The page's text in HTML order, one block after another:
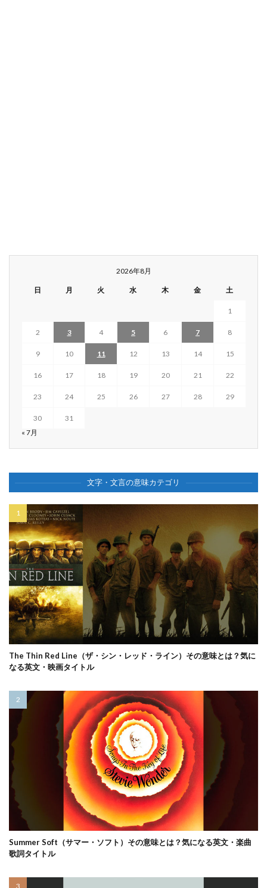
2026年8月
日 月 火 水 木 金 土
1
2 3 4 5 6 7 8
9 10 11 12 13 14 15
16 17 18 19 20 21 22
23 24 25 26 27 28 29
30
31
« 7月
文字・文言の意味カテゴリ
The Thin Red Line（ザ・シン・レッド・ライン）その意味とは？気に
なる英文・映画タイトル
Summer Soft（サマー・ソフト）その意味とは？気になる英文・楽曲
歌詞タイトル